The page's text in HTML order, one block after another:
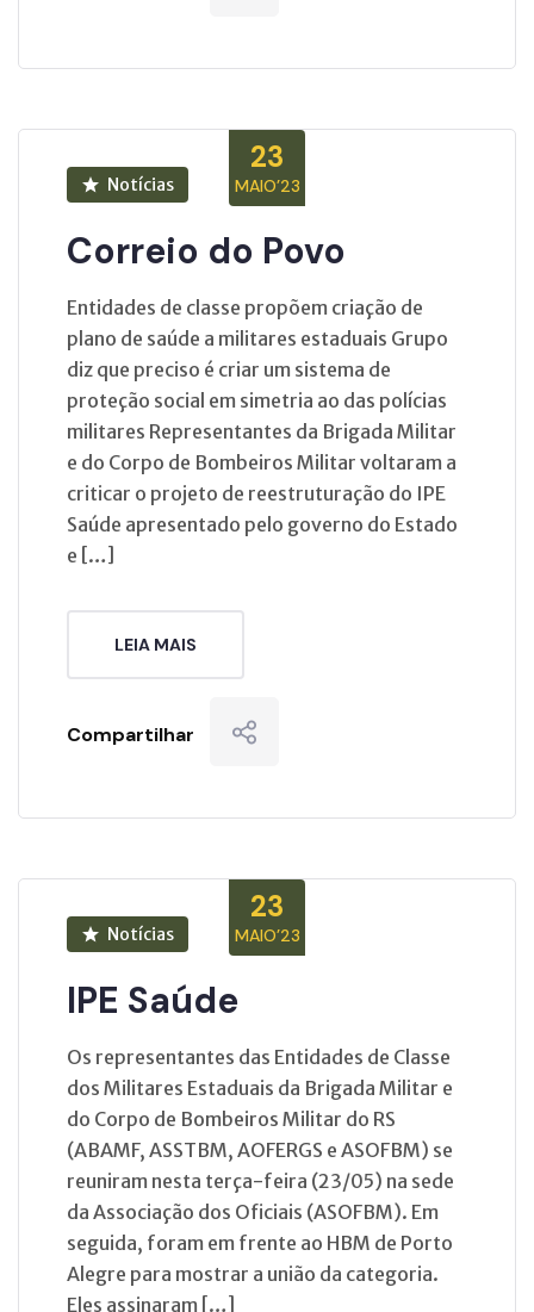
23
MAIO’23
Notícias
Correio do Povo
Entidades de classe propõem criação de
plano de saúde a militares estaduais Grupo
diz que preciso é criar um sistema de
proteção social em simetria ao das polícias
militares Representantes da Brigada Militar
e do Corpo de Bombeiros Militar voltaram a
criticar o projeto de reestruturação do IPE
Saúde apresentado pelo governo do Estado
e […]
LEIA MAIS
Compartilhar
23
MAIO’23
Notícias
IPE Saúde
Os representantes das Entidades de Classe
dos Militares Estaduais da Brigada Militar e
do Corpo de Bombeiros Militar do RS
(ABAMF, ASSTBM, AOFERGS e ASOFBM) se
reuniram nesta terça-feira (23/05) na sede
da Associação dos Oficiais (ASOFBM). Em
seguida, foram em frente ao HBM de Porto
Alegre para mostrar a união da categoria.
Eles assinaram […]